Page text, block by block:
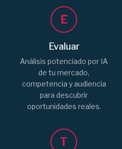
E
Evaluar
Análisis potenciado por IA
de tu mercado,
competencia y audiencia
para descubrir
oportunidades reales.
T